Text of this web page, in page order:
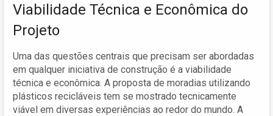
Viabilidade Técnica e Econômica do
Projeto
Uma das questões centrais que precisam ser abordadas
em qualquer iniciativa de construção é a viabilidade
técnica e econômica. A proposta de moradias utilizando
plásticos recicláveis tem se mostrado tecnicamente
viável em diversas experiências ao redor do mundo. A